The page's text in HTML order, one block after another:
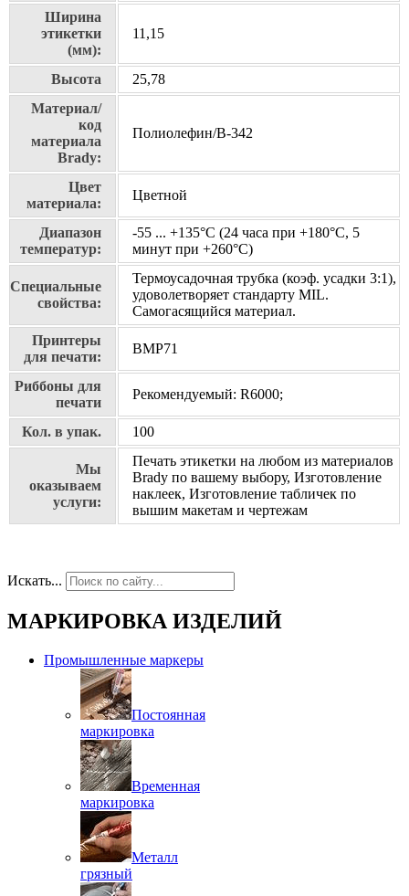
Ширина
этикетки
(мм):
11,15
Высота
25,78
Материал/
код
материала
Brady:
Полиолефин/В-342
Цвет
материала:
Цветной
Диапазон
температур:
-55 ... +135°С (24 часа при +180°С, 5
минут при +260°С)
Специальные
свойства:
Термоусадочная трубка (коэф. усадки 3:1),
удоволетворяет стандарту MIL.
Самогасящийся материал.
Принтеры
для печати:
BMP71
Риббоны для
печати
Рекомендуемый: R6000;
Кол. в упак. 100
Мы
оказываем
услуги:
Печать этикетки на любом из материалов
Brady по вашему выбору, Изготовление
наклеек, Изготовление табличек по
вышим макетам и чертежам
Искать...
МАРКИРОВКА ИЗДЕЛИЙ
Промышленные маркеры
Постоянная
маркировка
Временная
маркировка
Металл
грязный